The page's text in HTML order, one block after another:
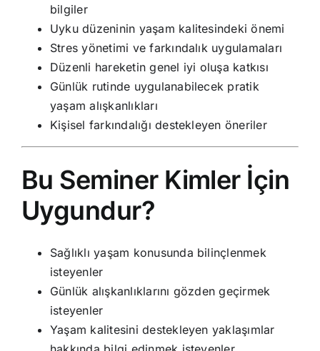
bilgiler
Uyku düzeninin yaşam kalitesindeki önemi
Stres yönetimi ve farkındalık uygulamaları
Düzenli hareketin genel iyi oluşa katkısı
Günlük rutinde uygulanabilecek pratik
yaşam alışkanlıkları
Kişisel farkındalığı destekleyen öneriler
Bu Seminer Kimler İçin
Uygundur?
Sağlıklı yaşam konusunda bilinçlenmek
isteyenler
Günlük alışkanlıklarını gözden geçirmek
isteyenler
Yaşam kalitesini destekleyen yaklaşımlar